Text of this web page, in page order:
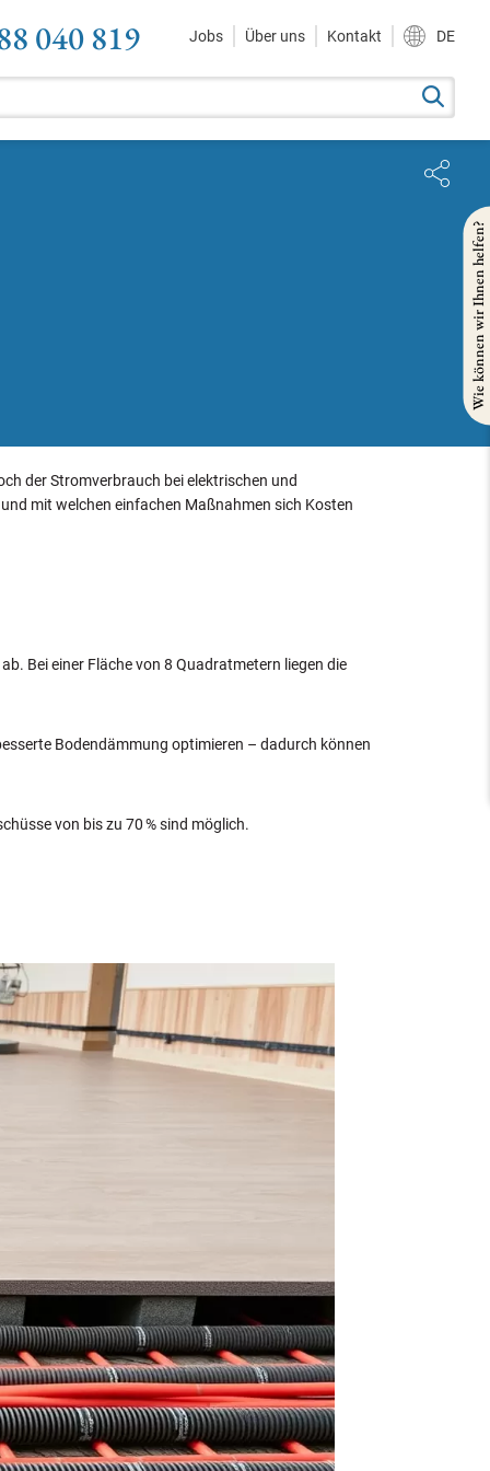
040 819 Jobs Über uns Kontakt DE
der Stromverbrauch bei elektrischen und
mit welchen einfachen Maßnahmen sich Kosten
Bei einer Fläche von 8 Quadratmetern liegen die
Bodendämmung optimieren – dadurch können
von bis zu 70 % sind möglich.
Wie können wir Ihnen helfen?